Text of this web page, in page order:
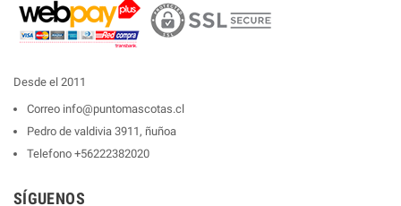
Desde el 2011
Correo info@puntomascotas.cl
Pedro de valdivia 3911, ñuñoa
Telefono +56222382020
SÍGUENOS